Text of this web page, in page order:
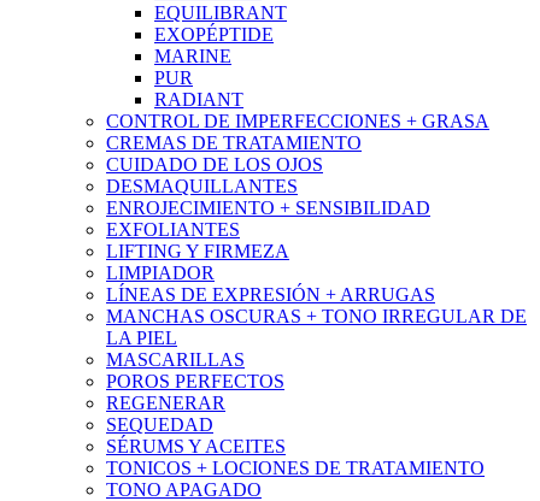
EQUILIBRANT
EXOPÉPTIDE
MARINE
PUR
RADIANT
CONTROL DE IMPERFECCIONES + GRASA
CREMAS DE TRATAMIENTO
CUIDADO DE LOS OJOS
DESMAQUILLANTES
ENROJECIMIENTO + SENSIBILIDAD
EXFOLIANTES
LIFTING Y FIRMEZA
LIMPIADOR
LÍNEAS DE EXPRESIÓN + ARRUGAS
MANCHAS OSCURAS + TONO IRREGULAR DE
LA PIEL
MASCARILLAS
POROS PERFECTOS
REGENERAR
SEQUEDAD
SÉRUMS Y ACEITES
TONICOS + LOCIONES DE TRATAMIENTO
TONO APAGADO